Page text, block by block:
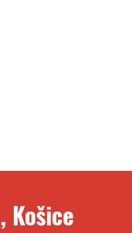
Košice